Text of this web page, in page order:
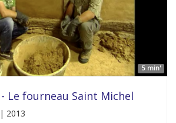
5 min'
Le fourneau Saint Michel
2013